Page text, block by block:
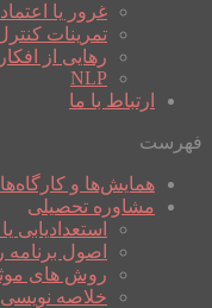
غرور یا
تمرینات
رهایی از
NLP
ارتباط با ما
فهرست
همایش‌ها و کارگاه‌ها
مشاوره تحصیلی
استعدادیابی
اصول برنامه
روش های
خلاصه نویسی